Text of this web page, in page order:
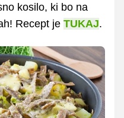
kosilo, ki bo na
Recept je TUKAJ.